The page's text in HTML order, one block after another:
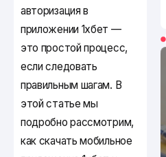
авторизация в
приложении 1хбет —
это простой процесс,
если следовать
правильным шагам. В
этой статье мы
подробно рассмотрим,
как скачать мобильное